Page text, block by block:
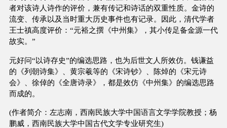
者对该诗人诗作的评价，兼有传记和诗话的双重性质。金诗的
流变、传承以及当时重大历史事件也有记录。因此，清代学者
王士禛高度评价：“元裕之撰《中州集》，其小传足备金源一代
故实。”
元好问“以诗存史”的编选思路，也为后世文人所效仿。钱谦益
的《列朝诗集》、黄宗羲等的《宋诗钞》、陈焯的《宋元诗
会》、徐倬的《全唐诗录》，都是效仿《中州集》的编选思路
而成的。
(作者简介：左志南，西南民族大学中国语言文学学院教授；杨
鹏威，西南民族大学中国古代文学专业研究生)